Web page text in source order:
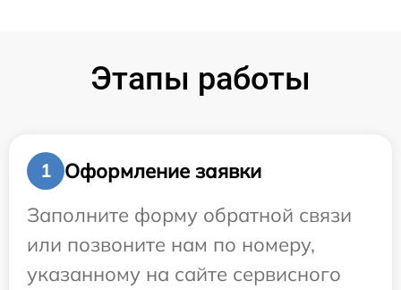
Этапы работы
1
Оформление заявки
Заполните форму обратной связи
или позвоните нам по номеру,
указанному на сайте сервисного